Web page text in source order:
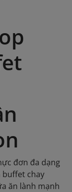
đơn đa dạng
chay
ăn lành mạnh